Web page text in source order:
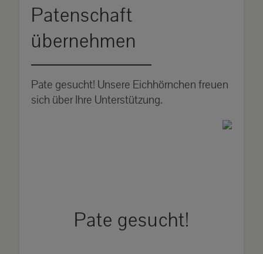
auf: 0162-7909946
Patenschaft
übernehmen
Pate gesucht! Unsere Eichhörnchen freuen
sich über Ihre Unterstützung.
Pate gesucht!